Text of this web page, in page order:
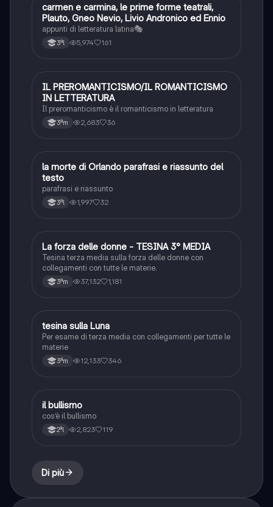
Altro
carmen e carmina, le prime forme teatrali,
Plauto, Gneo Nevio, Livio Andronico ed Ennio
appunti di letteratura latina🎭
3ªl 5,974 161
Altro
IL PREROMANTICISMO/IL ROMANTICISMO
IN LETTERATURA
Il preromanticismo è il romanticismo in letteratura
3ªm 2,683 36
Altro
la morte di Orlando parafrasi e riassunto del
testo
parafrasi e riassunto
3ªl 1,997 32
Altro
La forza delle donne - TESINA 3° MEDIA
Tesina terza media sulla forza delle donne con
collegamenti con tutte le materie.
3ªm 37,132 1,181
Altro
tesina sulla Luna
Per esame di terza media con collegamenti per tutte le
materie
3ªm 12,133 346
Altro
il bullismo
cos’è il bullismo
2ªl 2,823 119
Di più